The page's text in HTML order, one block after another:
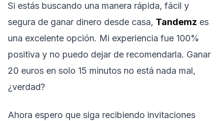
Si estás buscando una manera rápida, fácil y
segura de ganar dinero desde casa, Tandemz es
una excelente opción. Mi experiencia fue 100%
positiva y no puedo dejar de recomendarla. Ganar
20 euros en solo 15 minutos no está nada mal,
¿verdad?
Ahora espero que siga recibiendo invitaciones